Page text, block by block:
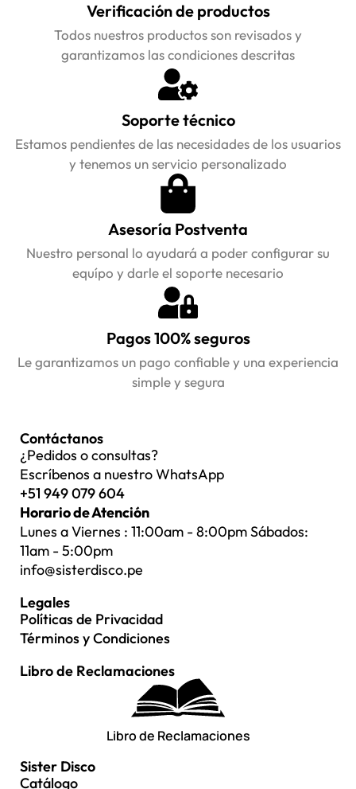
Verificación de productos
Todos nuestros productos son revisados y
garantizamos las condiciones descritas
Soporte técnico
Estamos pendientes de las necesidades de los usuarios
y tenemos un servicio personalizado
Asesoría Postventa
Nuestro personal lo ayudará a poder configurar su
equípo y darle el soporte necesario
Pagos 100% seguros
Le garantizamos un pago confiable y una experiencia
simple y segura
Contáctanos
¿Pedidos o consultas?
Escríbenos a nuestro WhatsApp
+51 949 079 604
Horario de Atención
Lunes a Viernes : 11:00am - 8:00pm Sábados:
11am - 5:00pm
info@sisterdisco.pe
Legales
Políticas de Privacidad
Términos y Condiciones
Libro de Reclamaciones
Libro de Reclamaciones
Sister Disco
Catálogo